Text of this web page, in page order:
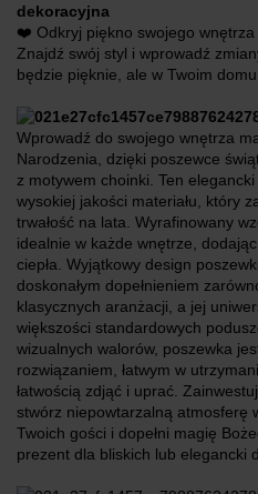
dekoracyjna
❤️ Odkryj piękno swojego
Znajdź swój styl i wprowadź
będzie pięknie, ale w Twoim
Wprowadź do swojego wnętrza
Narodzenia, dzięki poszewce
z motywem choinki. Ten
wysokiej jakości materiału, który
trwałość na lata. Wyrafinowany
idealnie w każde wnętrze,
ciepła. Wyjątkowy design
doskonałym dopełnieniem
klasycznych aranżacji, a jej
większości standardowych
wizualnych walorów, poszewka
rozwiązaniem, łatwym w
łatwością zdjąć i uprać.
stwórz niepowtarzalną atmosferę
Twoich gości i dopełni magię
prezent dla bliskich lub elegancki